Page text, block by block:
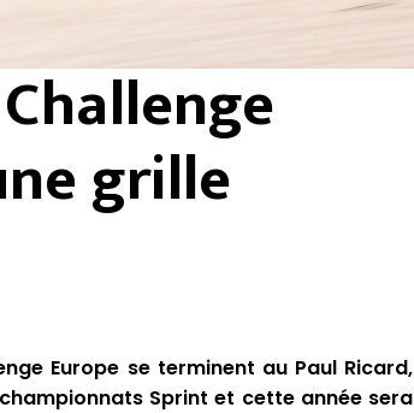
grille
Europe se terminent au Paul Ricard,
Sprint et cette année sera